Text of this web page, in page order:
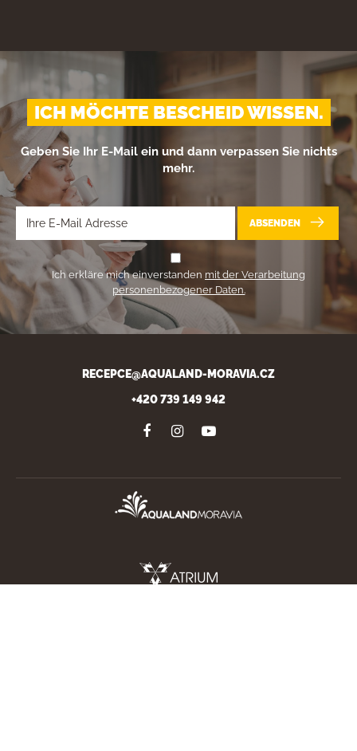
ICH MÖCHTE BESCHEID WISSEN.
Geben Sie Ihr E-Mail ein und dann verpassen Sie nichts
mehr.
ABSENDEN
Ich erkläre mich einverstanden mit der Verarbeitung
personenbezogener Daten.
RECEPCE@AQUALAND-MORAVIA.CZ
+420 739 149 942